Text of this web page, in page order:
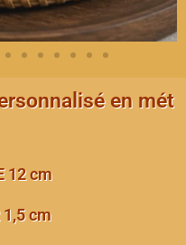
en mét
12 cm
1,5 cm